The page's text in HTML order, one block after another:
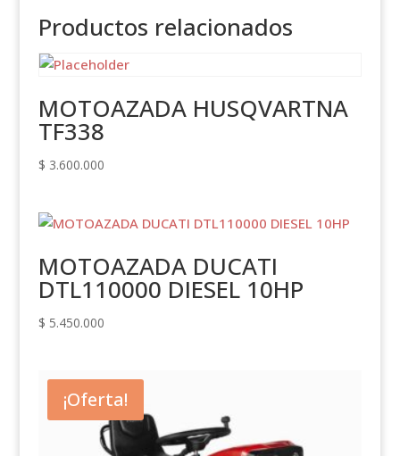
Productos relacionados
MOTOAZADA HUSQVARTNA
TF338
$ 3.600.000
MOTOAZADA DUCATI
DTL110000 DIESEL 10HP
$ 5.450.000
¡Oferta!